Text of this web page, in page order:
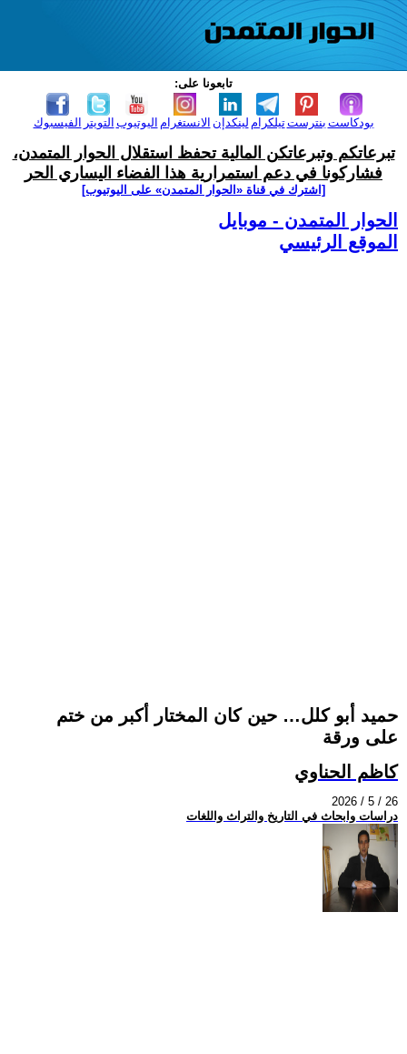
تابعونا على:
الفيسبوك التويتر اليوتيوب الانستغرام لينكدإن تيلكرامبنترست بودكاست
تبرعاتكم وتبرعاتكن المالية تحفظ استقلال الحوار المتمدن،
فشاركونا في دعم استمرارية هذا الفضاء اليساري الحر
[اشترك في قناة ‫«الحوار المتمدن» على اليوتيوب]
الحوار المتمدن - موبايل
الموقع الرئيسي
حميد أبو كلل… حين كان المختار أكبر من ختم
على ورقة
كاظم الحناوي
2026 / 5 / 26
دراسات وابحاث في التاريخ والتراث واللغات